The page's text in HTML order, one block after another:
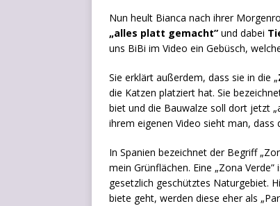
Nun heult Bian­ca nach ihrer
„alles platt gemacht” und dabei
uns BiBi im Video ein Gebüsch,
Sie erklärt außer­dem, dass sie in die „
die Kat­zen plat­ziert hat. Sie
biet und die Bau­wal­ze soll dort jetzt
ihrem eige­nen Video sieht man,
In Spa­ni­en bezeich­net der Begriff
mein Grün­flä­chen. Eine „Zona
gesetz­lich geschütz­tes Natur­ge­biet.
bie­te geht, wer­den die­se eher als